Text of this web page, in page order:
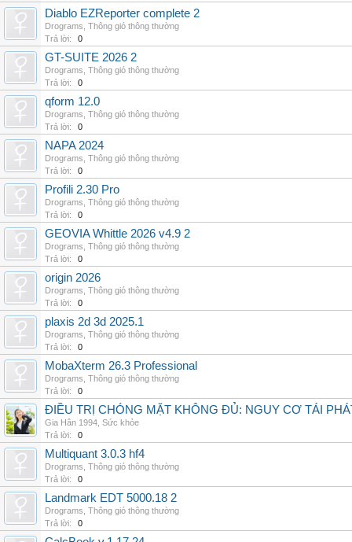
Diablo EZReporter complete 2
Drograms Thông gió thông thường
Trả lời:
0
GT-SUITE 2026 2
Drograms Thông gió thông thường
Trả lời:
0
qform 12.0
Drograms Thông gió thông thường
Trả lời:
0
NAPA 2024
Drograms Thông gió thông thường
Trả lời:
0
Profili 2.30 Pro
Drograms Thông gió thông thường
Trả lời:
0
GEOVIA Whittle 2026 v4.9 2
Drograms Thông gió thông thường
Trả lời:
0
origin 2026
Drograms Thông gió thông thường
Trả lời:
0
plaxis 2d 3d 2025.1
Drograms Thông gió thông thường
Trả lời:
0
MobaXterm 26.3 Professional
Drograms Thông gió thông thường
Trả lời:
0
ĐIỀU TRỊ CHÓNG MẶT KHÔNG ĐỦ: NGUY CƠ TÁI
Gia Hân 1994 Sức khỏe
Trả lời:
0
Multiquant 3.0.3 hf4
Drograms Thông gió thông thường
Trả lời:
0
Landmark EDT 5000.18 2
Drograms Thông gió thông thường
Trả lời:
0